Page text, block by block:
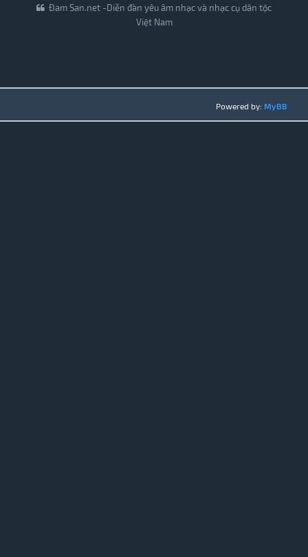
Đam San.net -Diễn đàn yêu âm nhạc và nhạc cụ dân tộc
Việt Nam
Powered by: MyBB